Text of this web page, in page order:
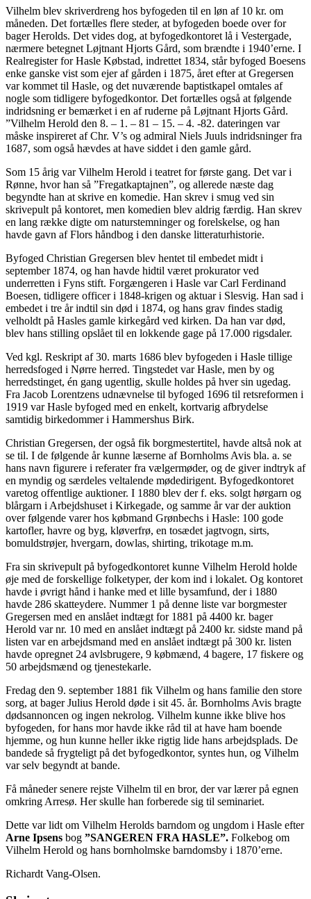
Vilhelm blev skriverdreng hos byfogeden til en løn af 10 kr. om
måneden. Det fortælles flere steder, at byfogeden boede over for
bager Herolds. Det vides dog, at byfogedkontoret lå i Vestergade,
nærmere betegnet Løjtnant Hjorts Gård, som brændte i 1940’erne. I
Realregister for Hasle Købstad, indrettet 1834, står byfoged Boesens
enke ganske vist som ejer af gården i 1875, året efter at Gregersen
var kommet til Hasle, og det nuværende baptistkapel omtales af
nogle som tidligere byfogedkontor. Det fortælles også at følgende
indridsning er bemærket i en af ruderne på Løjtnant Hjorts Gård.
”Vilhelm Herold den 8. – 1. – 81 – 15. – 4. -82. dateringen var
måske inspireret af Chr. V’s og admiral Niels Juuls indridsninger fra
1687, som også hævdes at have siddet i den gamle gård.
Som 15 årig var Vilhelm Herold i teatret for første gang. Det var i
Rønne, hvor han så ”Fregatkaptajnen”, og allerede næste dag
begyndte han at skrive en komedie. Han skrev i smug ved sin
skrivepult på kontoret, men komedien blev aldrig færdig. Han skrev
en lang række digte om naturstemninger og forelskelse, og han
havde gavn af Flors håndbog i den danske litteraturhistorie.
Byfoged Christian Gregersen blev hentet til embedet midt i
september 1874, og han havde hidtil været prokurator ved
underretten i Fyns stift. Forgængeren i Hasle var Carl Ferdinand
Boesen, tidligere officer i 1848-krigen og aktuar i Slesvig. Han sad i
embedet i tre år indtil sin død i 1874, og hans grav findes stadig
velholdt på Hasles gamle kirkegård ved kirken. Da han var død,
blev hans stilling opslået til en lokkende gage på 17.000 rigsdaler.
Ved kgl. Reskript af 30. marts 1686 blev byfogeden i Hasle tillige
herredsfoged i Nørre herred. Tingstedet var Hasle, men by og
herredstinget, én gang ugentlig, skulle holdes på hver sin ugedag.
Fra Jacob Lorentzens udnævnelse til byfoged 1696 til retsreformen i
1919 var Hasle byfoged med en enkelt, kortvarig afbrydelse
samtidig birkedommer i Hammershus Birk.
Christian Gregersen, der også fik borgmestertitel, havde altså nok at
se til. I de følgende år kunne læserne af Bornholms Avis bla. a. se
hans navn figurere i referater fra vælgermøder, og de giver indtryk af
en myndig og særdeles veltalende mødedirigent. Byfogedkontoret
varetog offentlige auktioner. I 1880 blev der f. eks. solgt hørgarn og
blårgarn i Arbejdshuset i Kirkegade, og samme år var der auktion
over følgende varer hos købmand Grønbechs i Hasle: 100 gode
kartofler, havre og byg, kløverfrø, en tosædet jagtvogn, sirts,
bomuldstrøjer, hvergarn, dowlas, shirting, trikotage m.m.
Fra sin skrivepult på byfogedkontoret kunne Vilhelm Herold holde
øje med de forskellige folketyper, der kom ind i lokalet. Og kontoret
havde i øvrigt hånd i hanke med et lille bysamfund, der i 1880
havde 286 skatteydere. Nummer 1 på denne liste var borgmester
Gregersen med en anslået indtægt for 1881 på 4400 kr. bager
Herold var nr. 10 med en anslået indtægt på 2400 kr. sidste mand på
listen var en arbejdsmand med en anslået indtægt på 300 kr. listen
havde opregnet 24 avlsbrugere, 9 købmænd, 4 bagere, 17 fiskere og
50 arbejdsmænd og tjenestekarle.
Fredag den 9. september 1881 fik Vilhelm og hans familie den store
sorg, at bager Julius Herold døde i sit 45. år. Bornholms Avis bragte
dødsannoncen og ingen nekrolog. Vilhelm kunne ikke blive hos
byfogeden, for hans mor havde ikke råd til at have ham boende
hjemme, og hun kunne heller ikke rigtig lide hans arbejdsplads. De
bandede så frygteligt på det byfogedkontor, syntes hun, og Vilhelm
var selv begyndt at bande.
Få måneder senere rejste Vilhelm til en bror, der var lærer på egnen
omkring Arresø. Her skulle han forberede sig til seminariet.
Dette var lidt om Vilhelm Herolds barndom og ungdom i Hasle efter
Arne Ipsens bog ”SANGEREN FRA HASLE”. Folkebog om
Vilhelm Herold og hans bornholmske barndomsby i 1870’erne.
Richardt Vang-Olsen.